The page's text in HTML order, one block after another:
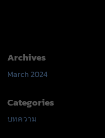
Archives
March 2024
Categories
บทความ